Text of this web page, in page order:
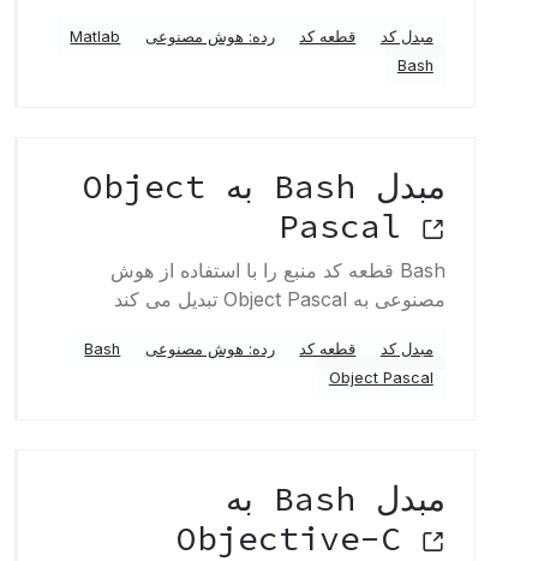
مبدل کد قطعه کد رده: هوش مصنوعی
Matlab
Bash
مبدل Bash به Object
Pascal
Bash قطعه کد منبع را با استفاده از هوش
مصنوعی به Object Pascal تبدیل می کند
مبدل کد قطعه کد رده: هوش مصنوعی
Bash
Object Pascal
مبدل Bash به
Objective-C